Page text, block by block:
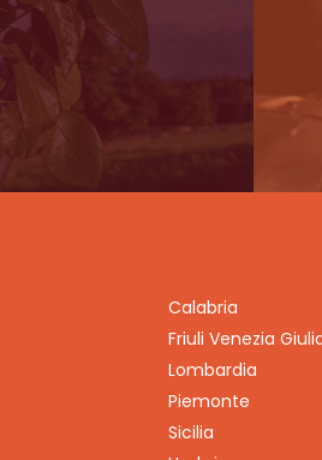
Calabria
Friuli Venezia
Lombardia
Piemonte
Sicilia